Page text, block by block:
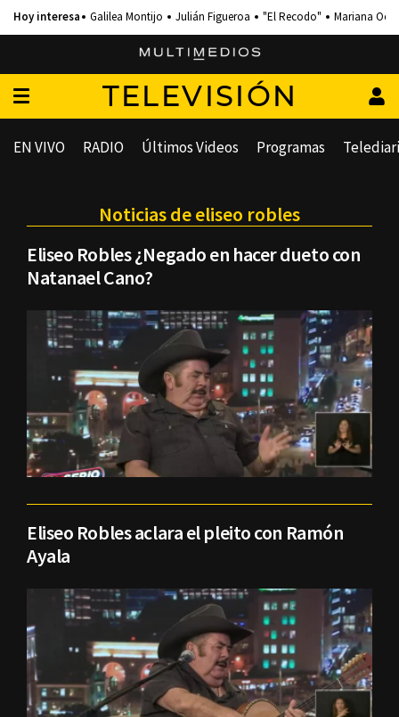
Galilea Montijo Julián Figueroa "El Recodo" Mariana
TELEVISIÓN
EN VIVO RADIO Últimos Videos Programas
Noticias de eliseo robles
Eliseo Robles ¿Negado en hacer dueto con
Natanael Cano?
Eliseo Robles aclara el pleito con Ramón
Ayala